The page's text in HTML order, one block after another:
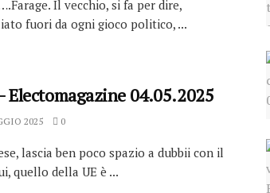
Il vecchio, si fa per dire,
fuori da ogni gioco politico, ...
Electomagazine 04.05.2025
2025 0
lascia ben poco spazio a dubbii con il
quello della UE è ...